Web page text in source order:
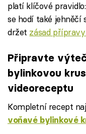
platí klíčové
se hodí také jehněčí
držet zásad
Připravte
bylinkovou
videoreceptu
Kompletní recept
voňavé bylinkové